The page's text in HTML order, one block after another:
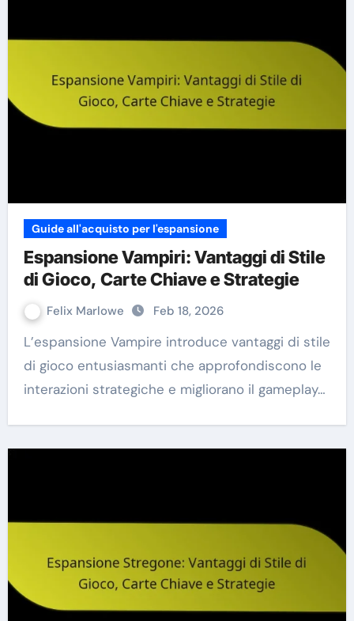
Guide all'acquisto per l'espansione
Espansione Vampiri: Vantaggi di Stile
di Gioco, Carte Chiave e Strategie
Felix Marlowe Feb 18, 2026
L’espansione Vampire introduce vantaggi di stile
di gioco entusiasmanti che approfondiscono le
interazioni strategiche e migliorano il gameplay…